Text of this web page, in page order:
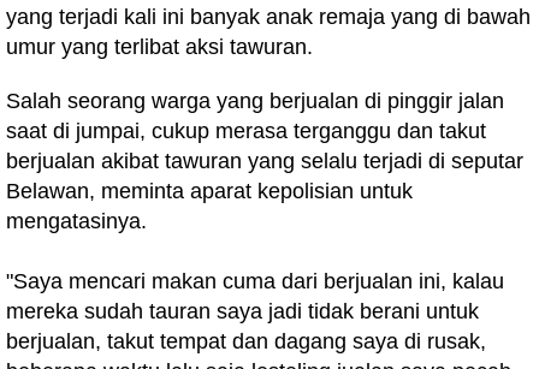
yang terjadi kali ini banyak anak remaja yang di bawah
umur yang terlibat aksi tawuran.
Salah seorang warga yang berjualan di pinggir jalan
saat di jumpai, cukup merasa terganggu dan takut
berjualan akibat tawuran yang selalu terjadi di seputar
Belawan, meminta aparat kepolisian untuk
mengatasinya.
"Saya mencari makan cuma dari berjualan ini, kalau
mereka sudah tauran saya jadi tidak berani untuk
berjualan, takut tempat dan dagang saya di rusak,